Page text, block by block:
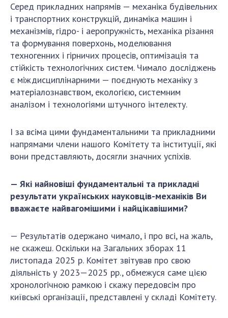
Серед прикладних напрямів — механіка будівельних
і транспортних конструкцій, динаміка машин і
механізмів, гідро- і аеропружність, механіка різання
та формування поверхонь, моделювання
техногенних і гірничих процесів, оптимізація та
стійкість технологічних систем. Чимало досліджень
є міждисциплінарними — поєднують механіку з
матеріалознавством, екологією, системним
аналізом і технологіями штучного інтелекту.
І за всіма цими фундаментальними та прикладними
напрямами члени нашого Комітету та інституції, які
вони представляють, досягли значних успіхів.
— Які найновіші фундаментальні та прикладні
результати українських науковців-механіків Ви
вважаєте найвагомішими і найцікавішими?
— Результатів одержано чимало, і про всі, на жаль,
не скажеш. Оскільки на Загальних зборах 11
листопада 2025 р. Комітет звітував про свою
діяльність у 2023—2025 рр., обмежуся саме цією
хронологічною рамкою і скажу передовсім про
київські організації, представлені у складі Комітету.